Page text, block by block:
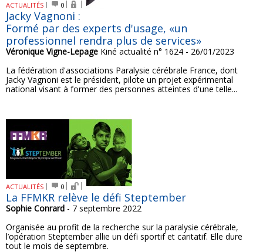
ACTUALITÉS 0
Jacky Vagnoni :
Formé par des experts d'usage, «un
professionnel rendra plus de services»
Véronique Vigne-Lepage Kiné actualité n° 1624 - 26/01/2023
La fédération d'associations Paralysie cérébrale France, dont
Jacky Vagnoni est le président, pilote un projet expérimental
national visant à former des personnes atteintes d'une telle...
ACTUALITÉS 0
La FFMKR relève le défi Steptember
Sophie Conrard - 7 septembre 2022
Organisée au profit de la recherche sur la paralysie cérébrale,
l’opération Steptember allie un défi sportif et caritatif. Elle dure
tout le mois de septembre.